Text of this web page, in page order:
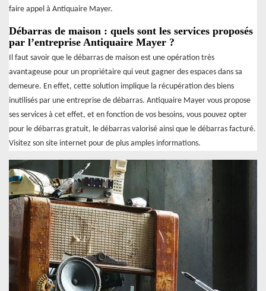
faire appel à Antiquaire Mayer.
Débarras de maison : quels sont les services proposés
par l’entreprise Antiquaire Mayer ?
Il faut savoir que le débarras de maison est une opération très
avantageuse pour un propriétaire qui veut gagner des espaces dans sa
demeure. En effet, cette solution implique la récupération des biens
inutilisés par une entreprise de débarras. Antiquaire Mayer vous propose
ses services à cet effet, et en fonction de vos besoins, vous pouvez opter
pour le débarras gratuit, le débarras valorisé ainsi que le débarras facturé.
Visitez son site internet pour de plus amples informations.